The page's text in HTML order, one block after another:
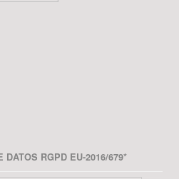
DATOS RGPD EU-2016/679*